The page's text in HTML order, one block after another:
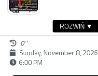
ROZWIŃ ▼
0''
Sunday, November 8, 2026
6:00 PM